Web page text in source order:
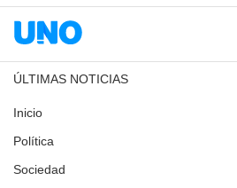
ÚLTIMAS NOTICIAS
Inicio
Política
Sociedad